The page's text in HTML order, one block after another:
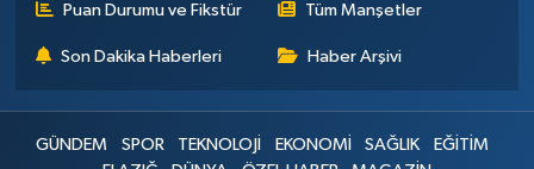
Puan Durumu ve Fikstür Tüm Manşetler
Son Dakika Haberleri Haber Arşivi
GÜNDEM SPOR TEKNOLOJİ EKONOMİ SAĞLIK
EĞİTİM